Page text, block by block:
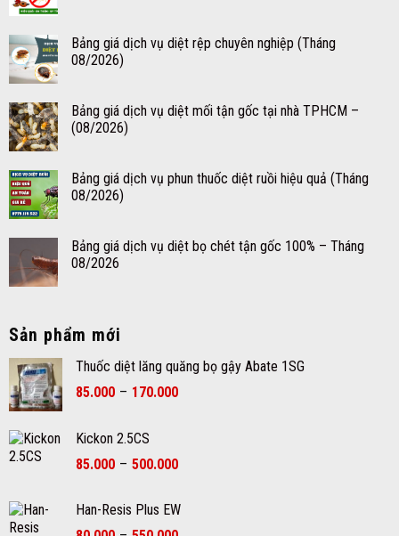
Bảng giá dịch vụ diệt rệp chuyên nghiệp (Tháng
08/2026)
Bảng giá dịch vụ diệt mối tận gốc tại nhà TPHCM –
(08/2026)
Bảng giá dịch vụ phun thuốc diệt ruồi hiệu quả (Tháng
08/2026)
Bảng giá dịch vụ diệt bọ chét tận gốc 100% – Tháng
08/2026
Sản phẩm mới
Thuốc diệt lăng quăng bọ gậy Abate 1SG
85.000 – 170.000Khoảng
đến
Kickon 2.5CS
85.000 – 500.000Khoảng
85.000₫
Han-Resis Plus EW
Khoảng